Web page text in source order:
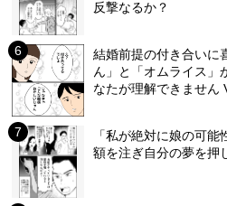
反撃なるか？
結婚前提の付き合い
ん」と「オムライス」
なたが理解できません
「私が絶対に娘の可
額を注ぎ自分の夢を押